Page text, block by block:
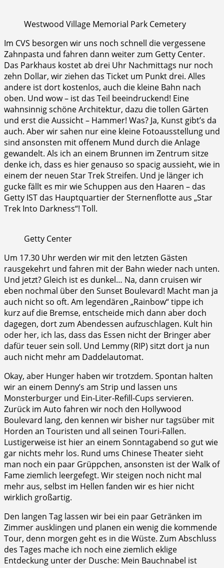
Westwood Village Memorial Park Cemetery
Im CVS besorgen wir uns noch schnell die vergessene
Zahnpasta und fahren dann weiter zum Getty Center.
Das Parkhaus kostet ab drei Uhr Nachmittags nur noch
zehn Dollar, wir ziehen das Ticket um Punkt drei. Alles
andere ist dort kostenlos, auch die kleine Bahn nach
oben. Und wow – ist das Teil beeindruckend! Eine
wahnsinnig schöne Architektur, dazu die tollen Gärten
und erst die Aussicht – Hammer! Was? Ja, Kunst gibt’s da
auch. Aber wir sahen nur eine kleine Fotoausstellung und
sind ansonsten mit offenem Mund durch die Anlage
gewandelt. Als ich an einem Brunnen im Zentrum sitze
denke ich, dass es hier genauso so spacig aussieht, wie in
einem der neuen Star Trek Streifen. Und je länger ich
gucke fällt es mir wie Schuppen aus den Haaren – das
Getty IST das Hauptquartier der Sternenflotte aus „Star
Trek Into Darkness“! Toll.
Getty Center
Um 17.30 Uhr werden wir mit den letzten Gästen
rausgekehrt und fahren mit der Bahn wieder nach unten.
Und jetzt? Gleich ist es dunkel… Na, dann cruisen wir
eben nochmal über den Sunset Boulevard! Macht man ja
auch nicht so oft. Am legendären „Rainbow“ tippe ich
kurz auf die Bremse, entscheide mich dann aber doch
dagegen, dort zum Abendessen aufzuschlagen. Kult hin
oder her, ich las, dass das Essen nicht der Bringer aber
dafür teuer sein soll. Und Lemmy (RIP) sitzt dort ja nun
auch nicht mehr am Daddelautomat.
Okay, aber Hunger haben wir trotzdem. Spontan halten
wir an einem Denny’s am Strip und lassen uns
Monsterburger und Ein-Liter-Refill-Cups servieren.
Zurück im Auto fahren wir noch den Hollywood
Boulevard lang, den kennen wir bisher nur tagsüber mit
Horden an Touristen und all seinen Touri-Fallen.
Lustigerweise ist hier an einem Sonntagabend so gut wie
gar nichts mehr los. Rund ums Chinese Theater sieht
man noch ein paar Grüppchen, ansonsten ist der Walk of
Fame ziemlich leergefegt. Wir steigen noch nicht mal
mehr aus, selbst im Hellen fanden wir es hier nicht
wirklich großartig.
Den langen Tag lassen wir bei ein paar Getränken im
Zimmer ausklingen und planen ein wenig die kommende
Tour, denn morgen geht es in die Wüste. Zum Abschluss
des Tages mache ich noch eine ziemlich eklige
Entdeckung unter der Dusche: Mein Bauchnabel ist